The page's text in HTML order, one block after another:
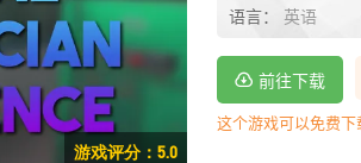
游戏评分：5.0
语言： 英语
前往下载
这个游戏可以免费下